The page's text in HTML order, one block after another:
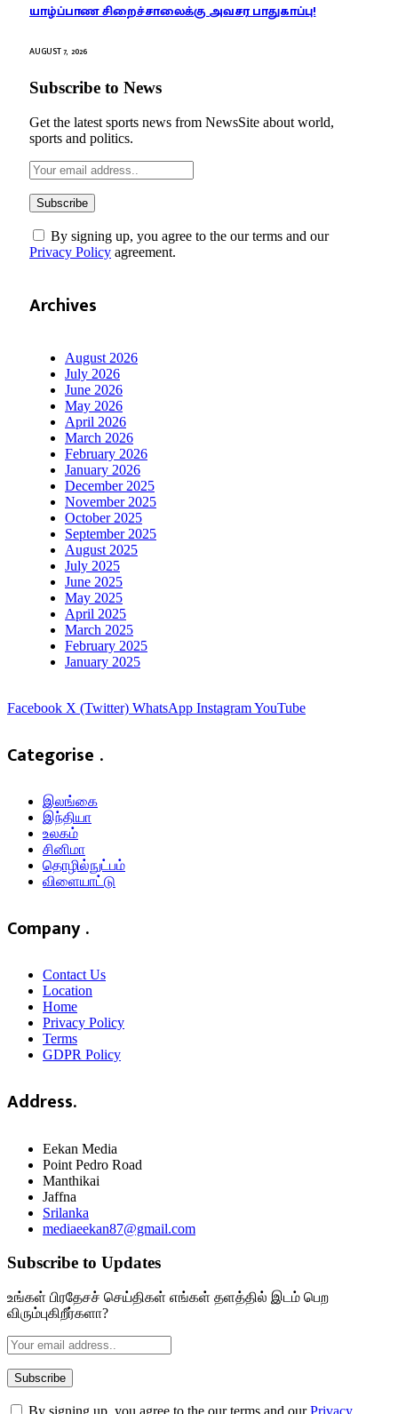
யாழ்ப்பாண சிறைச்சாலைக்கு அவசர பாதுகாப்பு!
AUGUST 7, 2026
Subscribe to News
Get the latest sports news from NewsSite about world,
sports and politics.
By signing up, you agree to the our terms and our
Privacy Policy agreement.
Archives
August 2026
July 2026
June 2026
May 2026
April 2026
March 2026
February 2026
January 2026
December 2025
November 2025
October 2025
September 2025
August 2025
July 2025
June 2025
May 2025
April 2025
March 2025
February 2025
January 2025
Facebook X (Twitter) WhatsApp InstagramYouTube
Categorise .
இலங்கை
இந்தியா
உலகம்
சினிமா
தொழில்நுட்பம்
விளையாட்டு
Company .
Contact Us
Location
Home
Privacy Policy
Terms
GDPR Policy
Address.
Eekan Media
Point Pedro Road
Manthikai
Jaffna
Srilanka
mediaeekan87@gmail.com
Subscribe to Updates
உங்கள் பிரதேசச் செய்திகள் எங்கள் தளத்தில் இடம் பெற
விரும்புகிறீர்களா?
By signing up, you agree to the our terms and ourPrivacy